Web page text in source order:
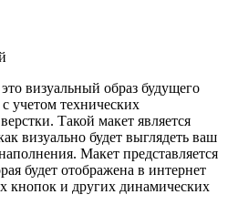
визуальный образ будущего
учетом технических
Такой макет является
визуально будет выглядеть ваш
Макет представляется
будет отображена в интернет
кнопок и других динамических